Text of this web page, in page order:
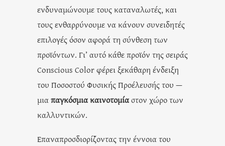
ενδυναμώνουμε τους καταναλωτές, και
τους ενθαρρύνουμε να κάνουν συνειδητές
επιλογές όσον αφορά τη σύνθεση των
προϊόντων. Γι’ αυτό κάθε προϊόν της σειράς
Conscious Color φέρει ξεκάθαρη ένδειξη
του Ποσοστού Φυσικής Προέλευσής του —
μιαπαγκόσμια καινοτομίαστον χώρο των
καλλυντικών.
Επαναπροσδιορίζοντας την έννοια του